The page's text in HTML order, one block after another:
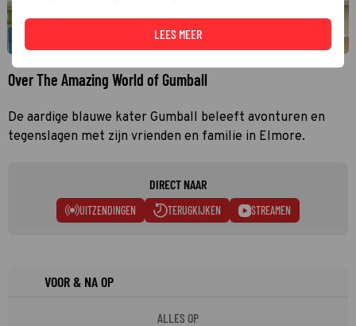
Over The Amazing World of Gumball
De aardige blauwe kater Gumball beleeft avonturen en
tegenslagen met zijn vrienden en familie in Elmore.
DIRECT NAAR
UITZENDINGEN TERUGKIJKEN STREAMEN
VOOR & NA OP
ALLES OP
LEES MEER